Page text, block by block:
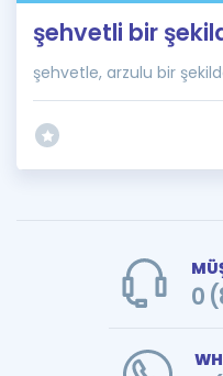
İngilizce Gramer
şehvetli bir
şehvetle, arzulu bir
0